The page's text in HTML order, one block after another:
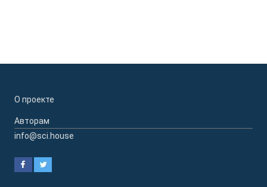
О проекте
Авторам
info@sci.house